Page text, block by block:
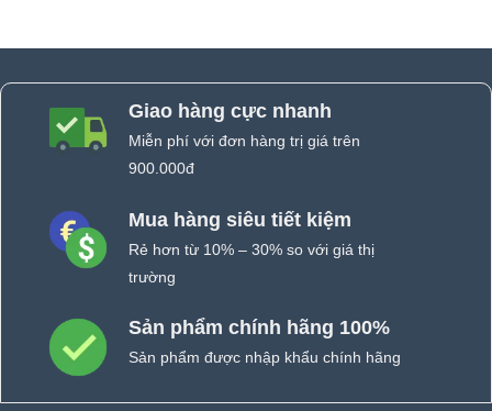
Giao hàng cực nhanh
Miễn phí với đơn hàng trị giá trên
900.000đ
Mua hàng siêu tiết kiệm
Rẻ hơn từ 10% – 30% so với giá thị
trường
Sản phẩm chính hãng 100%
Sản phẩm được nhập khẩu chính hãng